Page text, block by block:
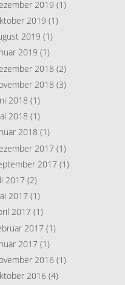
2019 (1)
2019 (1)
2019 (1)
2019 (1)
2018 (2)
2018 (3)
2018 (1)
2018 (1)
2018 (1)
2017 (1)
2017 (1)
2017 (2)
2017 (1)
2017 (1)
2017 (1)
2017 (1)
2016 (1)
2016 (4)